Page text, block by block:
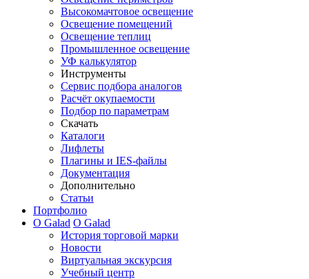
Высокомачтовое освещение
Освещение помещений
Освещение теплиц
Промышленное освещение
УФ калькулятор
Инструменты
Сервис подбора аналогов
Расчёт окупаемости
Подбор по параметрам
Скачать
Каталоги
Лифлеты
Плагины и IES-файлы
Документация
Дополнительно
Статьи
Портфолио
О Galad О Galad
История торговой марки
Новости
Виртуальная экскурсия
Учебный центр